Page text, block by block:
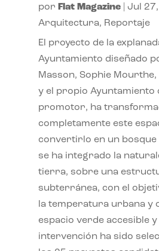
por Flat Magazine| Jul
Arquitectura, Reportaje
El proyecto de la
Ayuntamiento diseñado
Masson, Sophie
y el propio Ayuntamiento
promotor, ha
completamente este
convertirlo en un bosque
se ha integrado la
tierra, sobre una
subterránea, con el
la temperatura urbana y
espacio verde accesible
intervención ha sido